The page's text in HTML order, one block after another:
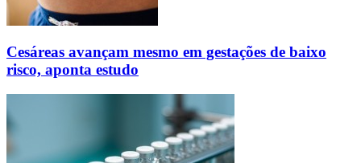
Cesáreas avançam mesmo em gestações de baixo
risco, aponta estudo